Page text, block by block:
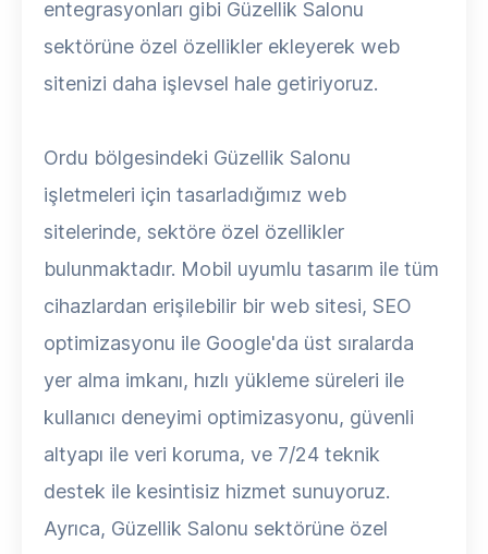
entegrasyonları gibi Güzellik Salonu
sektörüne özel özellikler ekleyerek web
sitenizi daha işlevsel hale getiriyoruz.
Ordu bölgesindeki Güzellik Salonu
işletmeleri için tasarladığımız web
sitelerinde, sektöre özel özellikler
bulunmaktadır. Mobil uyumlu tasarım ile tüm
cihazlardan erişilebilir bir web sitesi, SEO
optimizasyonu ile Google'da üst sıralarda
yer alma imkanı, hızlı yükleme süreleri ile
kullanıcı deneyimi optimizasyonu, güvenli
altyapı ile veri koruma, ve 7/24 teknik
destek ile kesintisiz hizmet sunuyoruz.
Ayrıca, Güzellik Salonu sektörüne özel